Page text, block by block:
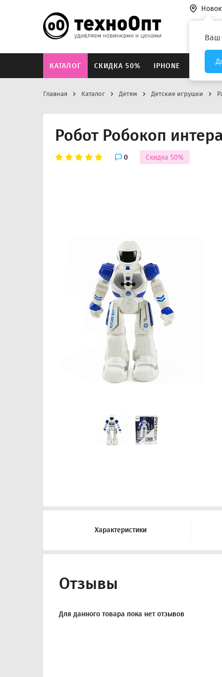
Ваш
КАТАЛОГ СКИДКА 50% IPHONE XIAOMI
Главная Каталог Детям Детские игрушки
Робот Робокоп
0 Скидка 50%
Характеристики
Отзывы
Для данного товара пока нет отзывов